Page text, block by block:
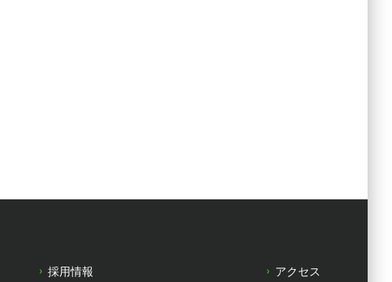
採用情報 アクセス